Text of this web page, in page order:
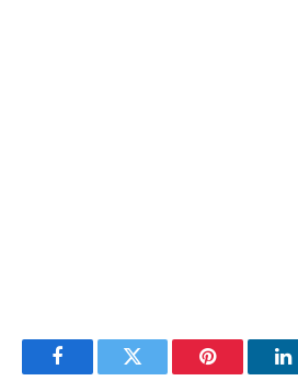
FacebookTwitter Pinterest